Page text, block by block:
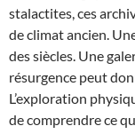
stalactites, ces
de climat ancien.
des siècles. Une
résurgence peut
L’exploration
de comprendre ce